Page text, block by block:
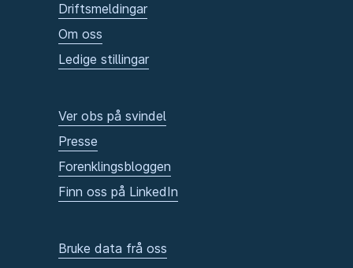
Driftsmeldingar
Om oss
Ledige stillingar
Ver obs på svindel
Presse
Forenklingsbloggen
Finn oss på LinkedIn
Bruke data frå oss